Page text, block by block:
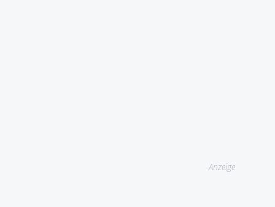
Anzeige